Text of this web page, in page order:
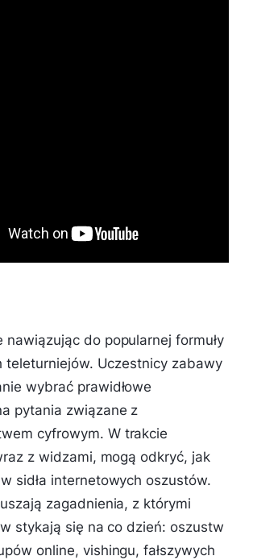
nawiązując do popularnej formuły
teleturniejów. Uczestnicy zabawy
wybrać prawidłowe
pytania związane z
cyfrowym. W trakcie
z widzami, mogą odkryć, jak
sidła internetowych oszustów.
zagadnienia, z którymi
stykają się na co dzień: oszustw
online, vishingu, fałszywych